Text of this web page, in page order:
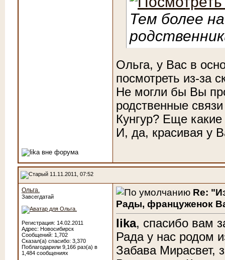
Тем более
Ольга, у Вас в
посмотреть из-за
Не могли бы Вы
родственные
Кунгур? Еще
И, да, красивая у
11.11.2011, 07:52
Ольга.
Завсегдатай
Регистрация: 14.02.2011
Адрес: Новосибирск
Сообщений: 1,702
Сказал(а) спасибо: 3,370
Поблагодарили 9,166 раз(а) в
1,484 сообщениях
Re:
Рады, француженок
lika, спасибо вам
Рада у нас родом
Забава Мирасвет,